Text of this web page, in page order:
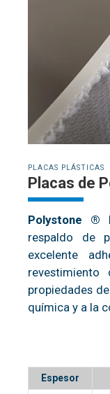
PLACAS PLÁSTICAS
Placas de
Polystone ®
respaldo de
excelente
revestimiento
propiedades
química y a la
Espesor